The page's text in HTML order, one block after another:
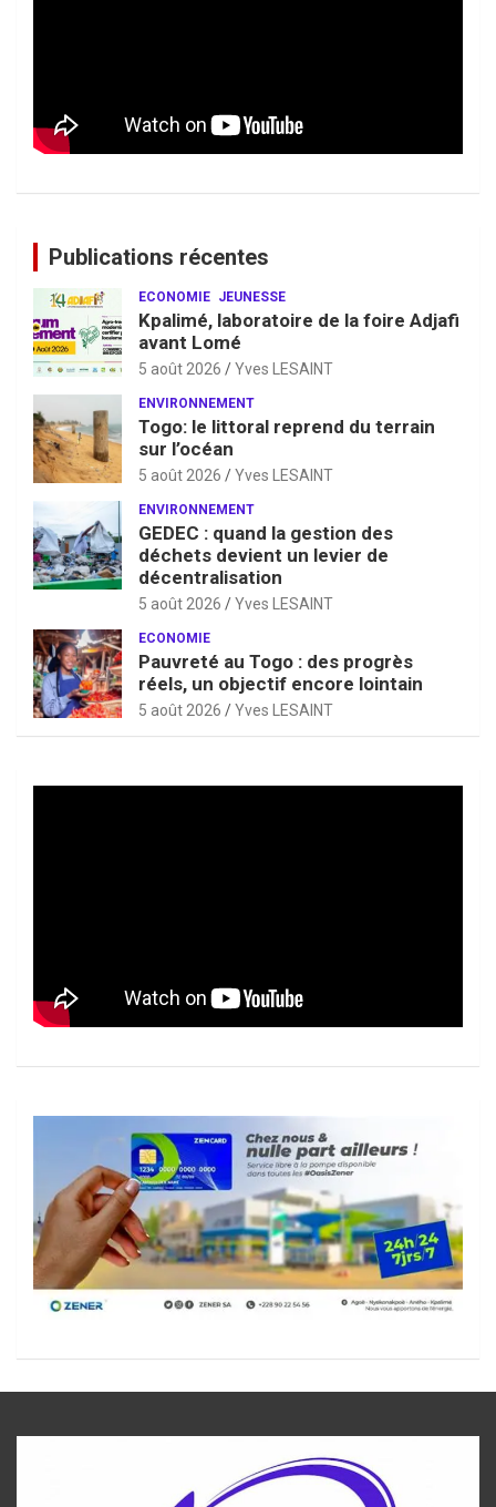
Publications récentes
ECONOMIE JEUNESSE
Kpalimé, laboratoire de la foire Adjafi
avant Lomé
5 août 2026 Yves LESAINT
ENVIRONNEMENT
Togo: le littoral reprend du terrain
sur l’océan
5 août 2026 Yves LESAINT
ENVIRONNEMENT
GEDEC : quand la gestion des
déchets devient un levier de
décentralisation
5 août 2026 Yves LESAINT
ECONOMIE
Pauvreté au Togo : des progrès
réels, un objectif encore lointain
5 août 2026 Yves LESAINT